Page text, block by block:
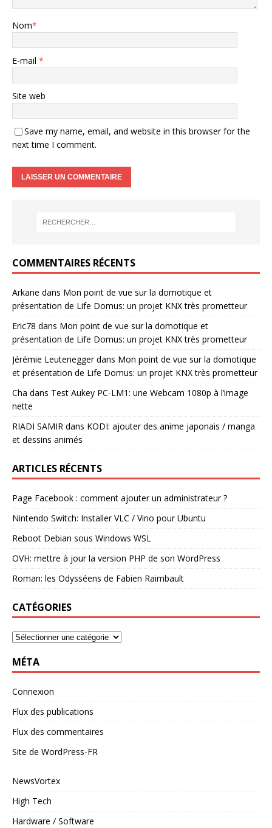
Nom*
E-mail *
Site web
Save my name, email, and website in this browser for the
next time I comment.
COMMENTAIRES RÉCENTS
Arkane dans Mon point de vue sur la domotique et
présentation de Life Domus: un projet KNX très prometteur
Eric78 dans Mon point de vue sur la domotique et
présentation de Life Domus: un projet KNX très prometteur
Jérémie Leuteneggerdans Mon point de vue sur la domotique
et présentation de Life Domus: un projet KNX très prometteur
Cha dans Test Aukey PC-LM1: une Webcam 1080p à l’image
nette
RIADI SAMIR dans KODI: ajouter des anime japonais / manga
et dessins animés
ARTICLES RÉCENTS
Page Facebook : comment ajouter un administrateur ?
Nintendo Switch: Installer VLC / Vino pour Ubuntu
Reboot Debian sous Windows WSL
OVH: mettre à jour la version PHP de son WordPress
Roman: les Odysséens de Fabien Raimbault
CATÉGORIES
MÉTA
Connexion
Flux des publications
Flux des commentaires
Site de WordPress-FR
NewsVortex
High Tech
Hardware / Software